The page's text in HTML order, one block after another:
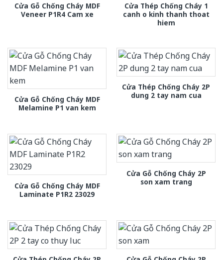
Cửa Gỗ Chống Cháy MDF
Veneer P1R4 Cam xe
Cửa Thép Chống Cháy 1
canh o kinh thanh thoat
hiem
Cửa Gỗ Chống Cháy MDF
Melamine P1 van kem
Cửa Thép Chống Cháy 2P
dung 2 tay nam cua
Cửa Gỗ Chống Cháy MDF
Laminate P1R2 23029
Cửa Gỗ Chống Cháy 2P
son xam trang